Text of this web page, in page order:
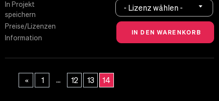
In Projekt
speichern
Preise/Lizenzen
Information
- Lizenz wählen -
« 1 ... 12 13 14